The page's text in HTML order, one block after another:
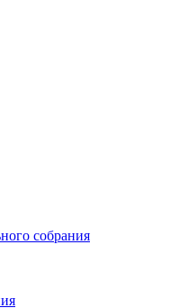
собрания